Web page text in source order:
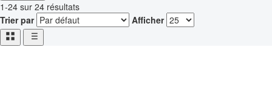
1-24 sur 24 résultats
Trier par
Afficher